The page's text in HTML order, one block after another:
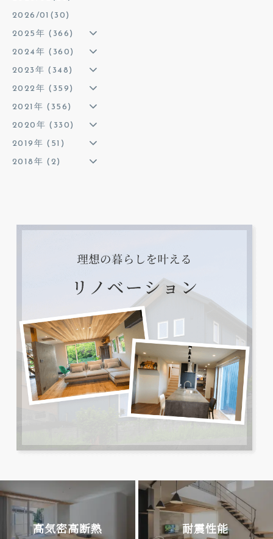
2026/01(30)
2025年 (366)
2024年 (360)
2023年 (348)
2022年 (359)
2021年 (356)
2020年 (330)
2019年 (51)
2018年 (2)
高気密高断熱 耐震性能